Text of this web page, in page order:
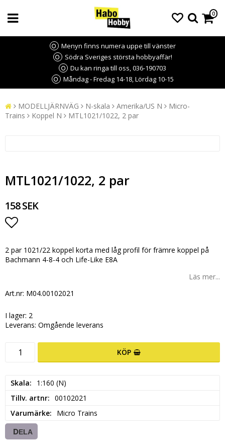
0
Menyn finns numera uppe till vänster
Södra Sveriges största hobbyaffär!
Du kan ringa till oss, 036-190703
Måndag - Fredag 14-18, Lördag 10-15
MODELLJÄRNVÄG N-skala Amerika/US N
Micro-
Trains
Koppel N MTL1021/1022, 2 par
MTL1021/1022, 2 par
158 SEK
Lägg till i favoritlistan
2 par 1021/22 koppel korta med låg profil för främre koppel på
Bachmann 4-8-4 och Life-Like E8A
Läs mer...
Art.nr: M04.00102021
I lager: 2
Leverans: Omgående leverans
KÖP
Skala
1:160 (N)
Tillv. artnr
00102021
Varumärke
Micro Trains
DELA